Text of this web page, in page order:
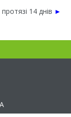
14 днів ►